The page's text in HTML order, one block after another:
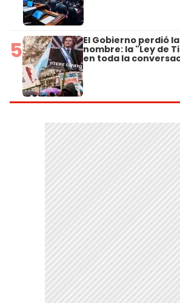
5 El Gobierno perdió
nombre: la "Ley de
en toda la